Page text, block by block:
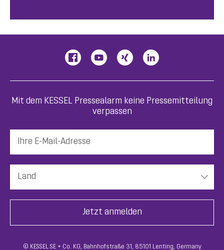
Mit dem KESSEL Pressealarm keine Pressemitteilung
verpassen
© KESSEL SE + Co. KG, Bahnhofstraße 31, 85101 Lenting, Germany